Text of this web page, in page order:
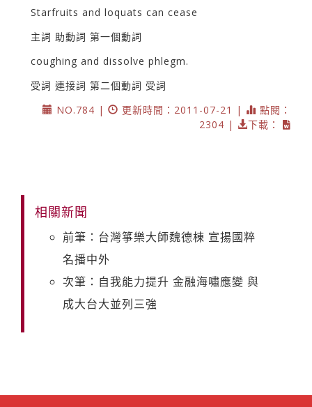
Starfruits and loquats can cease
主詞 助動詞 第一個動詞
coughing and dissolve phlegm.
受詞 連接詞 第二個動詞 受詞
NO.784 |
更新時間：2011-07-21 |
點閱：
2304 |
下載：
相關新聞
前筆：台灣箏樂大師魏德棟 宣揚國粹
名播中外
次筆：自我能力提升 金融海嘯應變 與
成大台大並列三強